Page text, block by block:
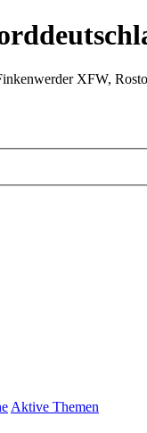
XFW,
Aktive Themen